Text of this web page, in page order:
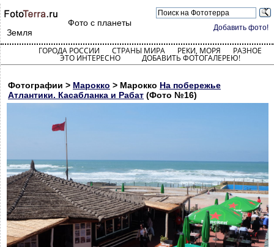
Добавить фото!
Фото с планеты
Земля
ГОРОДА РОССИИ СТРАНЫ МИРА РЕКИ, МОРЯ РАЗНОЕ
ЭТО ИНТЕРЕСНО ДОБАВИТЬ ФОТОГАЛЕРЕЮ!
Фотографии > Марокко > Марокко На побережье
Атлантики. Касабланка и Рабат (Фото №16)